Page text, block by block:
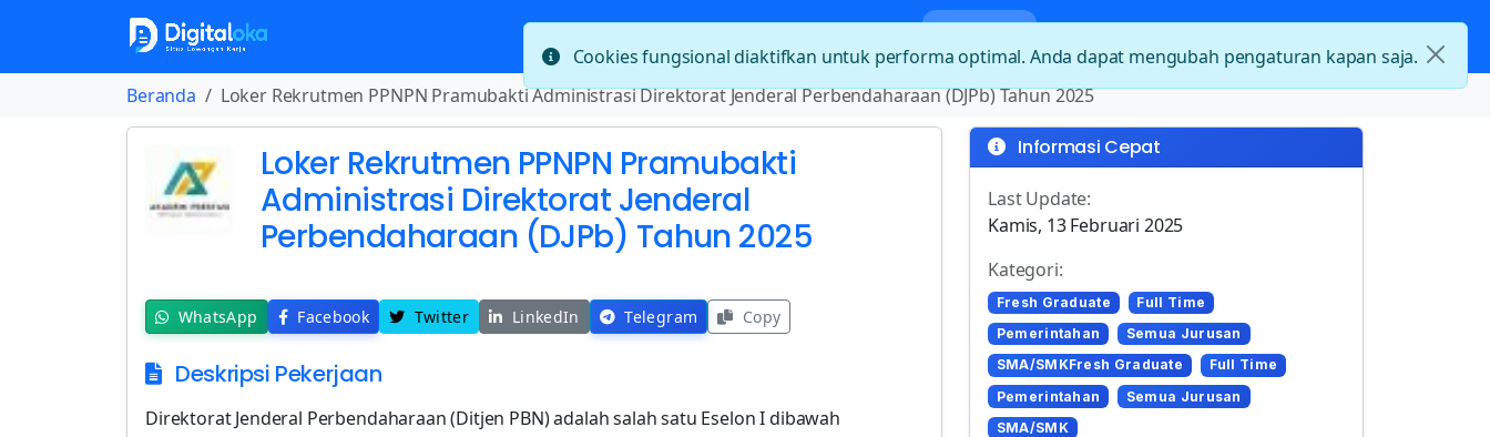
Beranda Loker Rekrutmen PPNPN Pramubakti Administrasi Direktorat Jenderal Perbendaharaan (DJPb) Tahun 2025
Loker Rekrutmen PPNPN Pramubakti
Administrasi Direktorat Jenderal
Perbendaharaan (DJPb) Tahun 2025
WhatsApp Facebook Twitter LinkedIn Telegram Copy
Deskripsi Pekerjaan
Direktorat Jenderal Perbendaharaan (Ditjen PBN) adalah salah satu Eselon I dibawah
Informasi Cepat
Last Update:
Kamis, 13 Februari 2025
Kategori:
Fresh Graduate
Full Time
Pemerintahan
Semua Jurusan
SMA/SMKFresh Graduate
Full Time
Pemerintahan
Semua Jurusan
SMA/SMK
Cookies fungsional diaktifkan untuk performa optimal. Anda dapat mengubah pengaturan kapan saja.